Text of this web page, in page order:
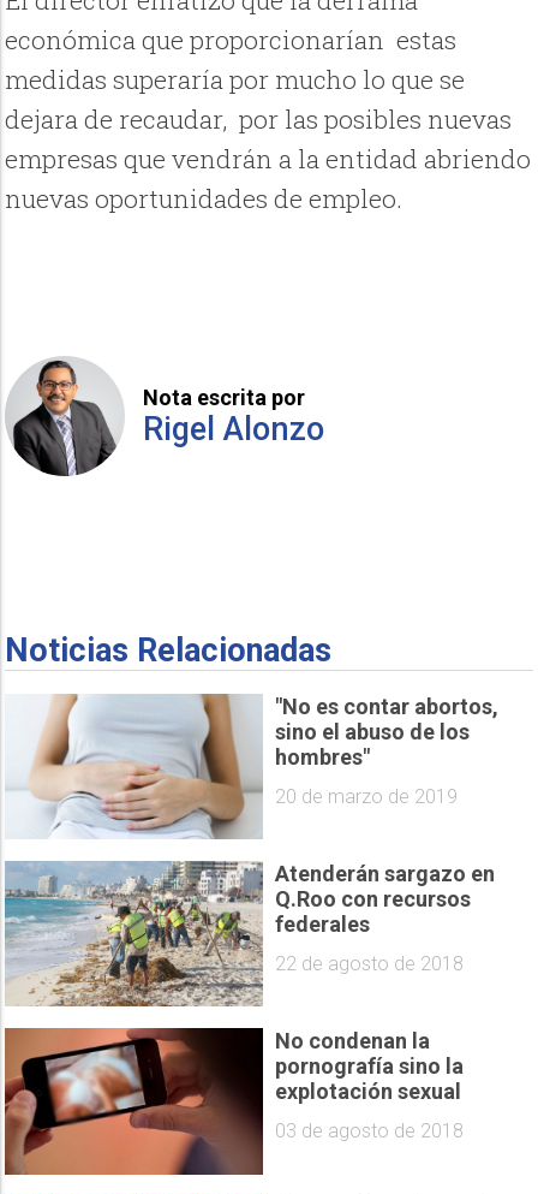
económica que proporcionarían estas
medidas superaría por mucho lo que se
dejara de recaudar, por las posibles nuevas
empresas que vendrán a la entidad abriendo
nuevas oportunidades de empleo.
Nota escrita por
Rigel Alonzo
Noticias Relacionadas
"No es contar abortos,
sino el abuso de los
hombres"
20 de marzo de 2019
Atenderán sargazo en
Q.Roo con recursos
federales
22 de agosto de 2018
No condenan la
pornografía sino la
explotación sexual
03 de agosto de 2018